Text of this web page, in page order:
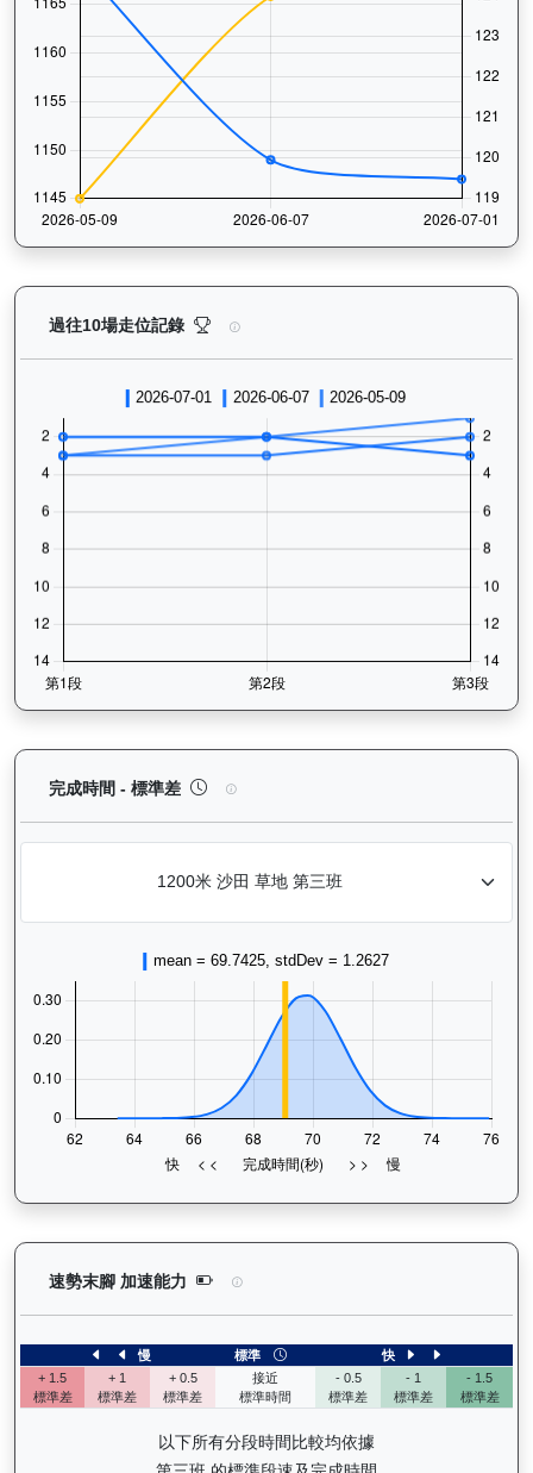
過往10場走位記錄 㩒住贏（L310）— 過往走位記錄圖表
完成時間 - 標準差 㩒住贏（L310）— 完成時間標準差分
速勢末腳 加速能力 㩒住贏（L310）— 速勢末腳加速能力
慢 標準
快
+ 1.5
標準差
+ 1
標準差
+ 0.5
標準差
接近
標準時間
- 0.5
標準差
- 1
標準差
- 1.5
標準差
以下所有分段時間比較均依據